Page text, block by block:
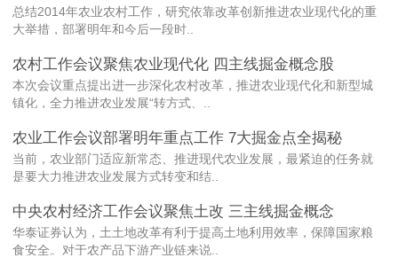
总结2014年农业农村工作，研究依靠改革创新推进农业现代化的重
大举措，部署明年和今后一段时..
农村工作会议聚焦农业现代化 四主线掘金概念股
本次会议重点提出进一步深化农村改革，推进农业现代化和新型城
镇化，全力推进农业发展“转方式、..
农业工作会议部署明年重点工作 7大掘金点全揭秘
当前，农业部门适应新常态、推进现代农业发展，最紧迫的任务就
是要大力推进农业发展方式转变和结..
中央农村经济工作会议聚焦土改 三主线掘金概念
华泰证券认为，土土地改革有利于提高土地利用效率，保障国家粮
食安全。对于农产品下游产业链来说..